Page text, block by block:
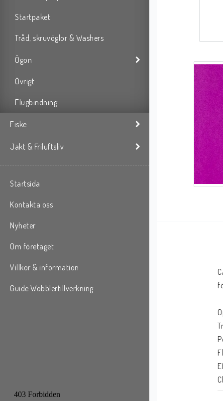
Startpaket
Tråd, skruvöglor & Washers
Ögon
Övrigt
Flugbindning
Fiske
Jakt & Friluftsliv
Startsida
Kontakta oss
Nyheter
Om företaget
Villkor & information
Guide Wobblertillverkning